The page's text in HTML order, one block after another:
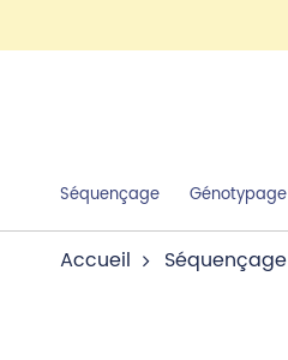
Séquençage Génotypage
Accueil Séquençage